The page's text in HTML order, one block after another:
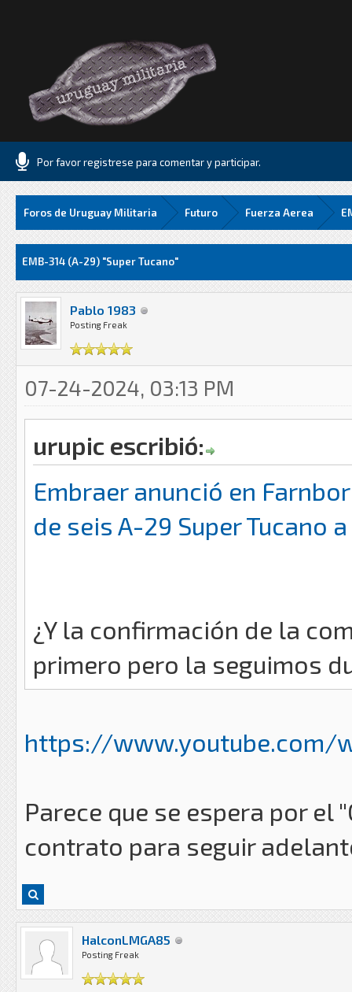
Por favor registrese para comentar y participar.
Foros de Uruguay Militaria Futuro Fuerza Aerea
EMB-314 (A-29) "Super Tucano"
Pablo 1983
Posting Freak
07-24-2024, 03:13 PM
urupic escribió:
Embraer anunció en
de seis A-29 Super Tucano
¿Y la confirmación de la
primero pero la seguimos
https://www.youtube.com/
Parece que se espera por el
contrato para seguir
HalconLMGA85
Posting Freak